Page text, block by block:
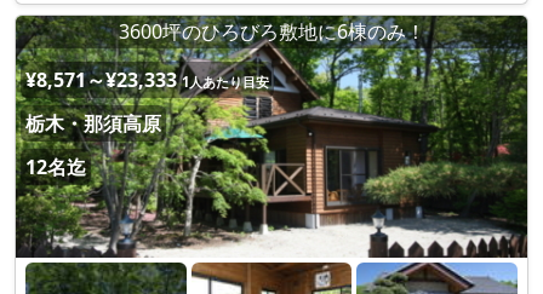
3600坪のひろびろ敷地に6棟のみ！
¥8,571～¥23,333 1人あたり目安
栃木・那須高原
12名迄